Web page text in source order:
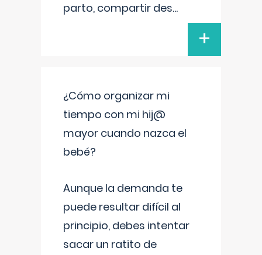
parto, compartir des...
+
¿Cómo organizar mi
tiempo con mi hij@
mayor cuando nazca el
bebé?
Aunque la demanda te
puede resultar difícil al
principio, debes intentar
sacar un ratito de